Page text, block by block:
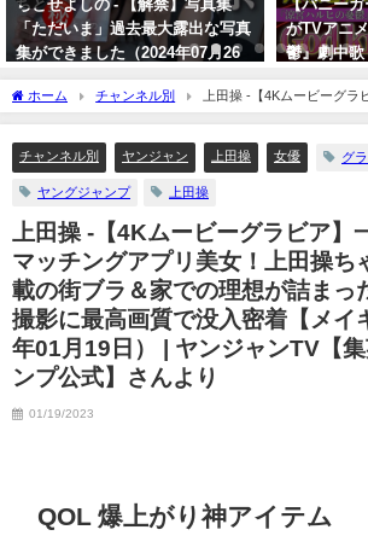
【バニーガールコスプレ】えなこ
がTVアニメ『涼宮ハルヒの憂
鬱』劇中歌「God knows…」を
神カバー！！
篠崎愛【
日） | 4K
より
ホーム チャンネル別
上田操 -【4Kムービーグラ
チングアプリ美女！上田操ちゃんの彼女感満載の街ブラ＆
TV【集英社ヤングジャンプ公式】さんより
チャンネル別 ヤンジャン 上田操 女優 グ
ヤングジャンプ 上田操
上田操 -【4Kムービーグラビア】
マッチングアプリ美女！上田操ち
載の街ブラ＆家での理想が詰まっ
撮影に最高画質で没入密着【メイ
年01月19日） | ヤンジャンTV【
ンプ公式】さんより
01/19/2023
QOL 爆上がり神アイテム